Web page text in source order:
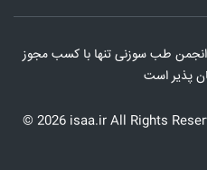
طب سوزنی تنها با کسب مجوز
پذیر است
© 2026isaa.ir All Rights